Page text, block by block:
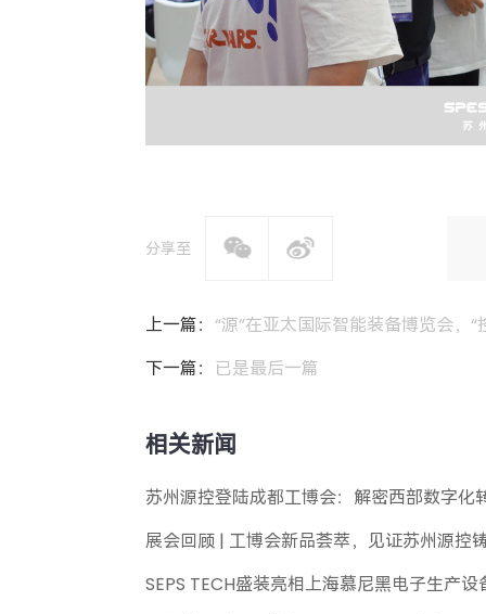
分享至
上一篇：“源”在亚太国际智能装备博览会，
下一篇： 已是最后一篇
相关新闻
苏州源控登陆成都工博会：解密西部数字化
展会回顾 | 工博会新品荟萃，见证苏州源控
SEPS TECH盛装亮相上海慕尼黑电子生产设